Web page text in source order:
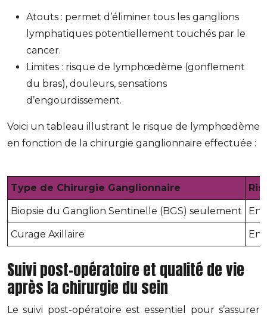
Atouts : permet d’éliminer tous les ganglions
lymphatiques potentiellement touchés par le
cancer.
Limites : risque de lymphœdème (gonflement
du bras), douleurs, sensations
d’engourdissement.
Voici un tableau illustrant le risque de lymphœdème
en fonction de la chirurgie ganglionnaire effectuée :
Type de Chirurgie Ganglionnaire
Biopsie du Ganglion Sentinelle (BGS) seulement
Curage Axillaire
Suivi post-opératoire et qualité de vie
après la chirurgie du sein
Le suivi post-opératoire est essentiel pour s’assurer